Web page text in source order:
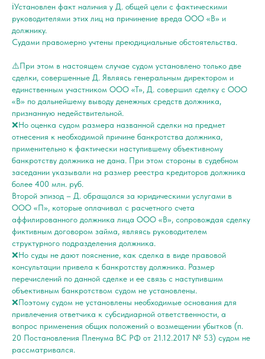
ℹ️Установлен факт наличия у Д. общей цели с фактическими
руководителями этих лиц на причинение вреда ООО «В» и
должнику.
Судами правомерно учтены преюдициальные обстоятельства.
⚠️При этом в настоящем случае судом установлено только две
сделки, совершенные Д. Являясь генеральным директором и
единственным участником ООО «Т», Д. совершил сделку с ООО
«В» по дальнейшему выводу денежных средств должника,
признанную недействительной.
❌Но оценка судом размера названной сделки на предмет
отнесения к необходимой причине банкротства должника,
применительно к фактически наступившему объективному
банкротству должника не дана. При этом стороны в судебном
заседании указывали на размер реестра кредиторов должника
более 400 млн. руб.
Второй эпизод – Д. обращался за юридическими услугами в
ООО «П», которые оплачивал с расчетного счета
аффилированного должника лица ООО «В», сопровождая сделку
фиктивным договором займа, являясь руководителем
структурного подразделения должника.
❌Но суды не дают пояснение, как сделка в виде правовой
консультации привела к банкротству должника. Размер
перечислений по данной сделке и ее связь с наступившим
объективным банкротством судом не установлены.
❌Поэтому судом не установлены необходимые основания для
привлечения ответчика к субсидиарной ответственности, а
вопрос применения общих положений о возмещении убытков (п.
20 Постановления Пленума ВС РФ от 21.12.2017 № 53) судом не
рассматривался.